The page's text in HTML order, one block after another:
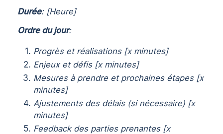
Durée: [Heure]
Ordre du jour:
Progrès et réalisations [x minutes]
Enjeux et défis [x minutes]
Mesures à prendre et prochaines étapes [x
minutes]
Ajustements des délais (si nécessaire) [x
minutes]
Feedback des parties prenantes [x